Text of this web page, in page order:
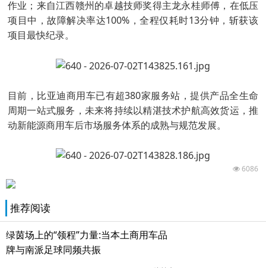
作业；来自江西赣州的卓越技师奖得主龙永桂师傅，在低压
项目中，故障解决率达100%，全程仅耗时13分钟，斩获该
项目最快纪录。
目前，比亚迪商用车已有超380家服务站，提供产品全生命
周期一站式服务，未来将持续以精湛技术护航高效货运，推
动新能源商用车后市场服务体系的成熟与规范发展。
6086
推荐阅读
绿茵场上的“领程”力量:当本土商用车品
牌与南派足球同频共振